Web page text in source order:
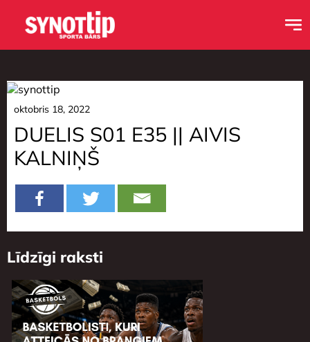
oktobris 18, 2022
DUELIS S01 E35 || AIVIS
KALNIŅŠ
Līdzīgi raksti